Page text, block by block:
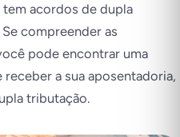
acordos de dupla
compreender as
pode encontrar uma
a sua aposentadoria,
tributação.